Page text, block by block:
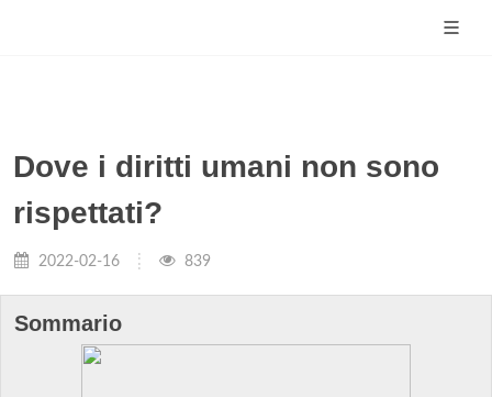
Dove i diritti umani non sono
rispettati?
2022-02-16 839
Sommario